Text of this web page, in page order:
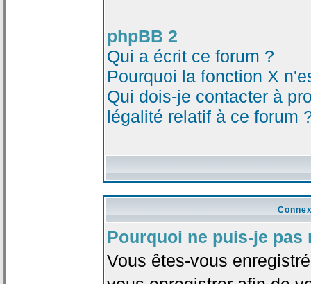
phpBB 2
Qui a écrit ce forum ?
Pourquoi la fonction X
Qui dois-je contacter à
légalité relatif à ce forum
Pourquoi ne puis-je pas
Vous êtes-vous